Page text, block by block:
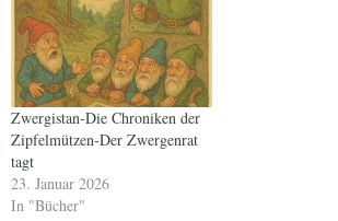
Zwergistan-Die Chroniken der
Zipfelmützen-Der Zwergenrat
tagt
23. Januar 2026
In "Bücher"